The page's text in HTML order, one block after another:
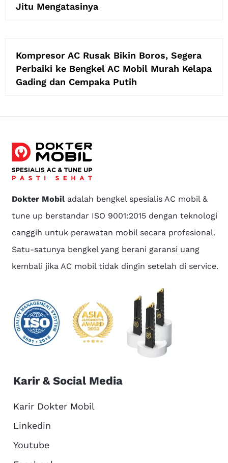
Jitu Mengatasinya
Kompresor AC Rusak Bikin Boros, Segera
Perbaiki ke Bengkel AC Mobil Murah Kelapa
Gading dan Cempaka Putih
Dokter Mobiladalah bengkel spesialis AC mobil &
tune up berstandar ISO 9001:2015 dengan teknologi
canggih untuk perawatan mobil secara profesional.
Satu-satunya bengkel yang berani garansi uang
kembali jika AC mobil tidak dingin setelah di service.
Karir & Social Media
Karir Dokter Mobil
Linkedin
Youtube